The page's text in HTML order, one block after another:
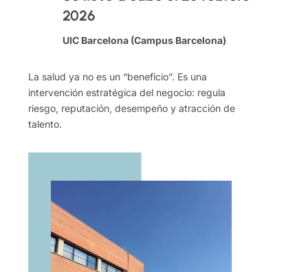
2026
UIC Barcelona (Campus Barcelona)
La salud ya no es un “beneficio”. Es una
intervención estratégica del negocio: regula
riesgo, reputación, desempeño y atracción de
talento.